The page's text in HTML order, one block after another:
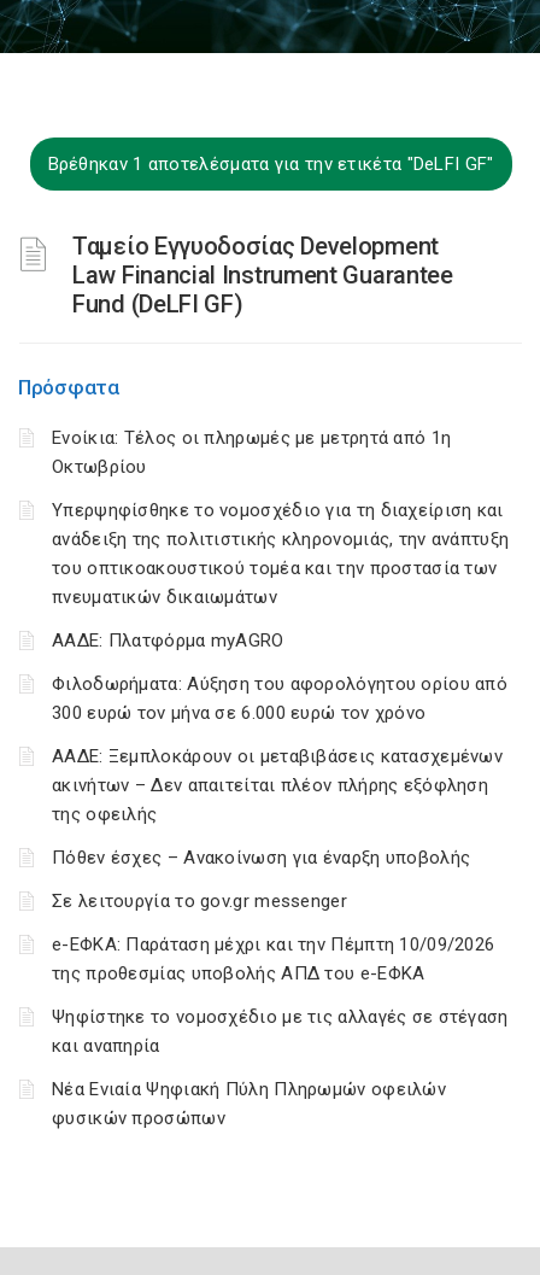
Βρέθηκαν 1 αποτελέσματα για την ετικέτα "DeLFI GF"
Ταμείο Εγγυοδοσίας Development
Law Financial Instrument Guarantee
Fund (DeLFI GF)
Πρόσφατα
Ενοίκια: Τέλος οι πληρωμές με μετρητά από 1η
Οκτωβρίου
Υπερψηφίσθηκε το νομοσχέδιο για τη διαχείριση και
ανάδειξη της πολιτιστικής κληρονομιάς, την ανάπτυξη
του οπτικοακουστικού τομέα και την προστασία των
πνευματικών δικαιωμάτων
ΑΑΔΕ: Πλατφόρμα myAGRO
Φιλοδωρήματα: Αύξηση του αφορολόγητου ορίου από
300 ευρώ τον μήνα σε 6.000 ευρώ τον χρόνο
ΑΑΔΕ: Ξεμπλοκάρουν οι μεταβιβάσεις κατασχεμένων
ακινήτων – Δεν απαιτείται πλέον πλήρης εξόφληση
της οφειλής
Πόθεν έσχες – Ανακοίνωση για έναρξη υποβολής
Σε λειτουργία το gov.gr messenger
e-ΕΦΚΑ: Παράταση μέχρι και την Πέμπτη 10/09/2026
της προθεσμίας υποβολής ΑΠΔ του e-ΕΦΚΑ
Ψηφίστηκε το νομοσχέδιο με τις αλλαγές σε στέγαση
και αναπηρία
Νέα Ενιαία Ψηφιακή Πύλη Πληρωμών οφειλών
φυσικών προσώπων